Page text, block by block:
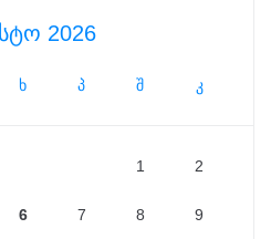
2026
ხ პ შ კ
1 2
6 7 8 9